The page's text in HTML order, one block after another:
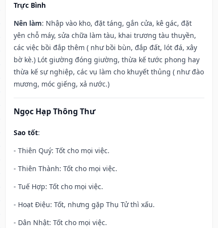
Trực Bình
Nên làm: Nhập vào kho, đặt táng, gắn cửa, kê gác, đặt
yên chỗ máy, sửa chữa làm tàu, khai trương tàu thuyền,
các việc bồi đắp thêm ( như bồi bùn, đắp đất, lót đá, xây
bờ kè.) Lót giường đóng giường, thừa kế tước phong hay
thừa kế sự nghiệp, các vụ làm cho khuyết thủng ( như đào
mương, móc giếng, xả nước.)
Ngọc Hạp Thông Thư
Sao tốt:
- Thiên Quý: Tốt cho mọi việc.
- Thiên Thành: Tốt cho mọi việc.
- Tuế Hợp: Tốt cho mọi việc.
- Hoạt Điệu: Tốt, nhưng gặp Thụ Tử thì xấu.
- Dân Nhật: Tốt cho mọi việc.